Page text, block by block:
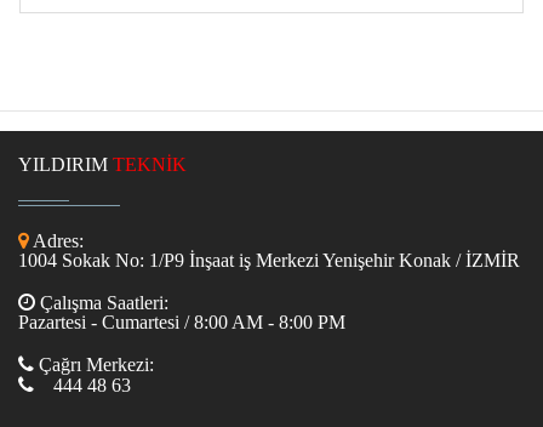
YILDIRIM TEKNİK
Adres:
1004 Sokak No: 1/P9 İnşaat iş Merkezi Yenişehir Konak / İZMİR
Çalışma Saatleri:
Pazartesi - Cumartesi / 8:00 AM - 8:00 PM
Çağrı Merkezi:
444 48 63